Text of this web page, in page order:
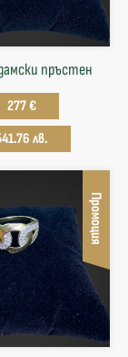
пръстен
277 €
лв.
Промоция